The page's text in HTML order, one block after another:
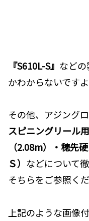
『S610L-S』 など
かわからないですよ
その他、アジング
スピニングリール用
（2.08m）・穂先硬
Ｓ） などについて
そちらをご参照くだ
上記のような画像